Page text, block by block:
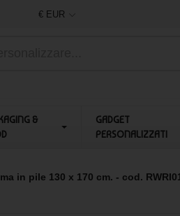
€ EUR
&
GADGET
PERSONALIZZATI
in pile 130 x 170 cm. - cod.